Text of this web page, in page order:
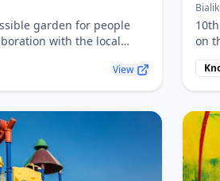
garden for people
with the local
View
on